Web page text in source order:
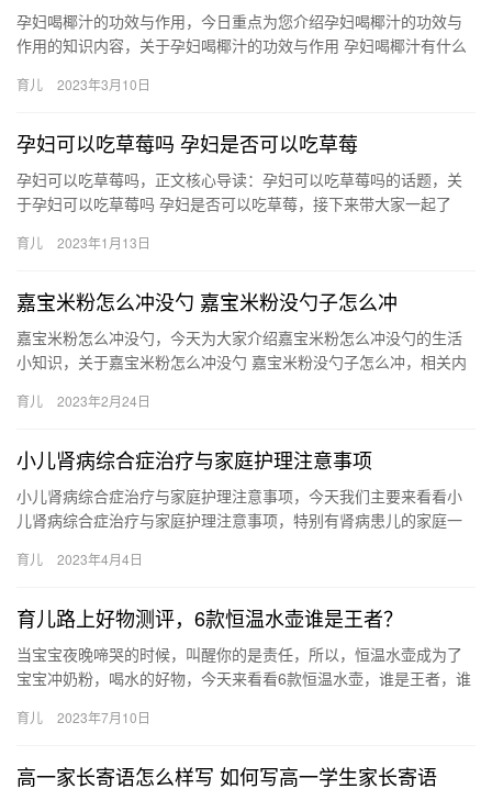
孕妇喝椰汁的功效与作用，今日重点为您介绍孕妇喝椰汁的功效与
作用的知识内容，关于孕妇喝椰汁的功效与作用 孕妇喝椰汁有什么
…
育儿 2023年3月10日
孕妇可以吃草莓吗 孕妇是否可以吃草莓
孕妇可以吃草莓吗，正文核心导读：孕妇可以吃草莓吗的话题，关
于孕妇可以吃草莓吗 孕妇是否可以吃草莓，接下来带大家一起了
可…
育儿 2023年1月13日
嘉宝米粉怎么冲没勺 嘉宝米粉没勺子怎么冲
嘉宝米粉怎么冲没勺，今天为大家介绍嘉宝米粉怎么冲没勺的生活
小知识，关于嘉宝米粉怎么冲没勺 嘉宝米粉没勺子怎么冲，相关内
宝…
育儿 2023年2月24日
小儿肾病综合症治疗与家庭护理注意事项
小儿肾病综合症治疗与家庭护理注意事项，今天我们主要来看看小
儿肾病综合症治疗与家庭护理注意事项，特别有肾病患儿的家庭一
肾…
育儿 2023年4月4日
育儿路上好物测评，6款恒温水壶谁是王者？
当宝宝夜晚啼哭的时候，叫醒你的是责任，所以，恒温水壶成为了
宝宝冲奶粉，喝水的好物，今天来看看6款恒温水壶，谁是王者，谁
育儿 2023年7月10日
高一家长寄语怎么样写 如何写高一学生家长寄语